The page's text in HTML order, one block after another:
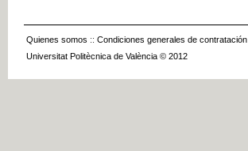
Quienes somos :: Condiciones generales de contratación
Universitat Politècnica de València © 2012